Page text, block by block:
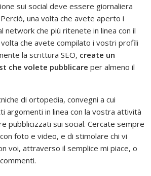
sui social deve essere giornaliera
una volta che avete aperto i
network che più ritenete in linea con il
che avete compilato i vostri profili
la scrittura SEO, create un
che volete pubblicare per almeno il
di ortopedia, convegni a cui
argomenti in linea con la vostra attività
pubblicizzati sui social. Cercate sempre
foto e video, e di stimolare chi vi
voi, attraverso il semplice mi piace, o